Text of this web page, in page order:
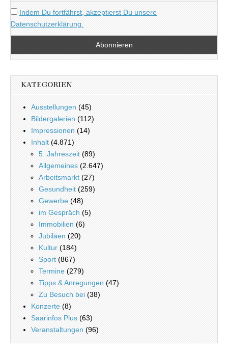
Indem Du fortfährst, akzeptierst Du unsere
Datenschutzerklärung.
KATEGORIEN
Ausstellungen (45)
Bildergalerien (112)
Impressionen (14)
Inhalt (4.871)
5. Jahreszeit (89)
Allgemeines (2.647)
Arbeitsmarkt (27)
Gesundheit (259)
Gewerbe (48)
im Gespräch (5)
Immobilien (6)
Jubiläen (20)
Kultur (184)
Sport (867)
Termine (279)
Tipps & Anregungen (47)
Zu Besuch bei (38)
Konzerte (8)
Saarinfos Plus (63)
Veranstaltungen (96)